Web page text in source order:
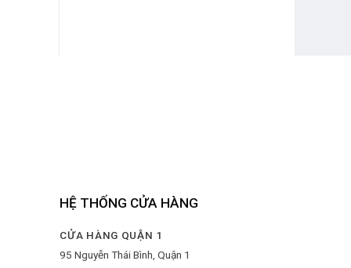
HỆ THỐNG CỬA HÀNG
CỬA HÀNG QUẬN 1
95 Nguyễn Thái Bình, Quận 1